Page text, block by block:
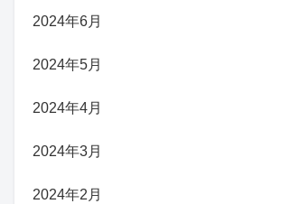
2024年6月
2024年5月
2024年4月
2024年3月
2024年2月